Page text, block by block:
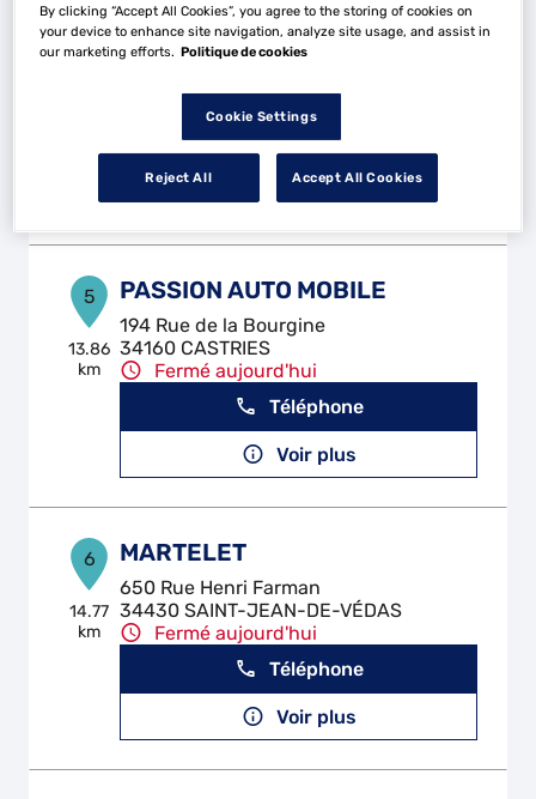
4 SG AUTO
7 Zae de la Liquiere
Fermé aujourd'hui
Téléphone
Voir plus
5
13.86
km
PASSION AUTO MOBILE
194 Rue de la Bourgine
34160 CASTRIES
Fermé aujourd'hui
Téléphone
Voir plus
6
14.77
km
MARTELET
650 Rue Henri Farman
34430 SAINT-JEAN-DE-VÉDAS
Fermé aujourd'hui
Téléphone
Voir plus
By clicking “Accept All Cookies”, you agree to the storing of cookies on
your device to enhance site navigation, analyze site usage, and assist in
our marketing efforts. Politique de cookies
Cookie Settings
Reject All Accept All Cookies